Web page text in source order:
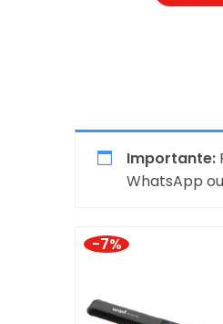
Importante:
WhatsApp
-7%